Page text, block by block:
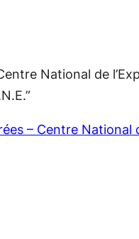
National de
– Centre